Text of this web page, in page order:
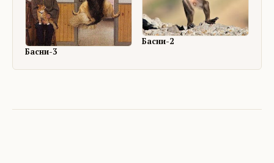
Басни-3
Басни-2